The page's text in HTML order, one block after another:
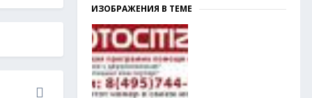
ИЗОБРАЖЕНИЯ В ТЕМЕ